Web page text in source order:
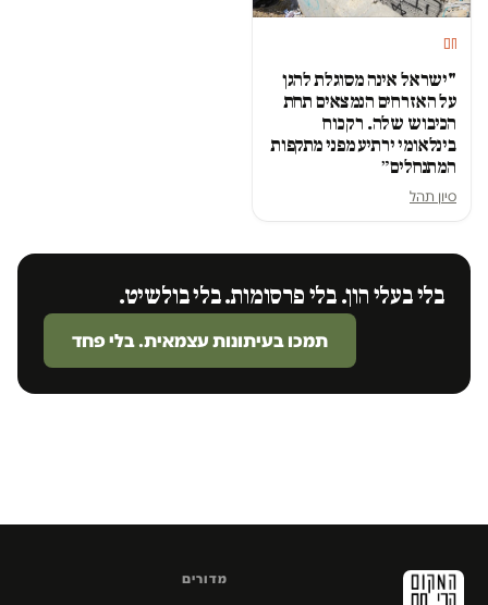
חם
"ישראל אינה מסוגלת להגן
על האזרחים הנמצאים תחת
הכיבוש שלה. רק כוח
בינלאומי ירתיע מפני מתקפות
המתנחלים״
סיון תהל
בלי בעלי הון. בלי פרסומות. בלי בולשיט.
תמכו בעיתונות עצמאית. בלי פחד
מדורים